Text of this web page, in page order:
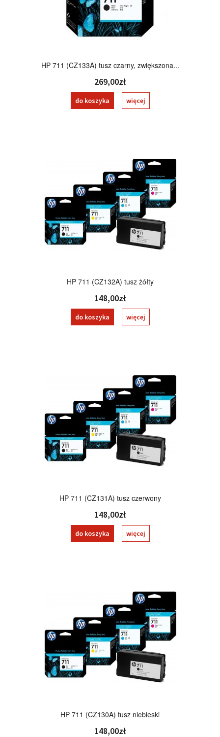
HP 711 (CZ133A) tusz czarny, zwiększona...
269,00zł
do koszyka więcej
HP 711 (CZ132A) tusz żółty
148,00zł
do koszyka więcej
HP 711 (CZ131A) tusz czerwony
148,00zł
do koszyka więcej
HP 711 (CZ130A) tusz niebieski
148,00zł